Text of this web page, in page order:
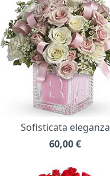
Sofisticata eleganza
60,00€